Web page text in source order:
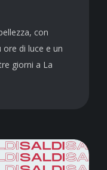
con
di luce e un
giorni a La